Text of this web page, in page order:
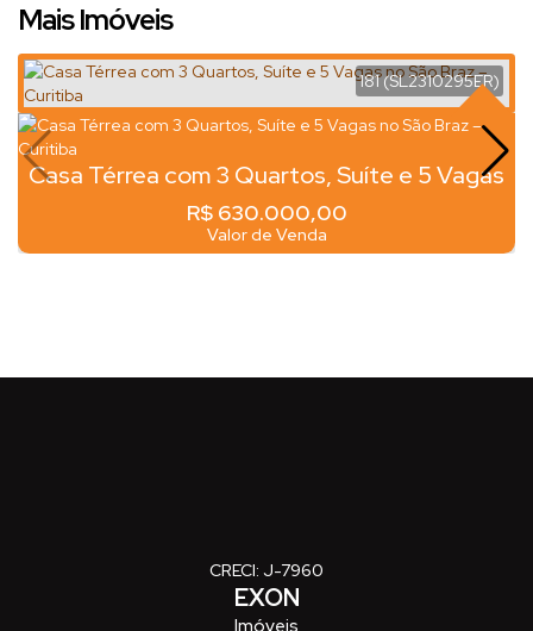
Mais Imóveis
Casa Térrea com 3 Quartos, Suíte e 5 Vagas
no São Braz – Curitiba
R$630.000,00
Valor de Venda
181(SL2310295ER)
CRECI: J-7960
EXON